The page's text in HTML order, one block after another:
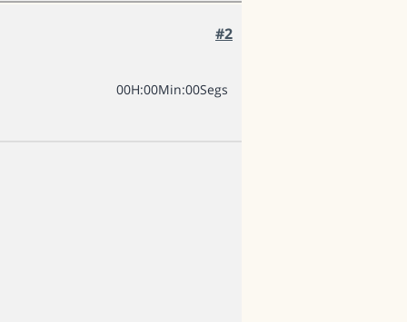
#2
00H:00Min:00Segs